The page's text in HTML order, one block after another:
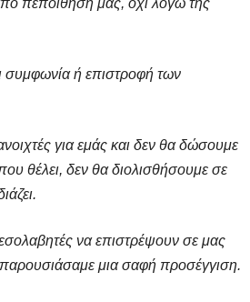
συμφωνία ή επιστροφή των
για εμάς και δεν θα δώσουμε
θέλει, δεν θα διολισθήσουμε σε
να επιστρέψουν σε μας
μια σαφή προσέγγιση.